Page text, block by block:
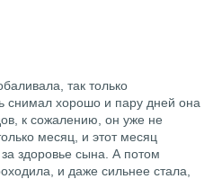
так только
снимал хорошо и пару дней она
к сожалению, он уже не
месяц, и этот месяц
здоровье сына. А потом
и даже сильнее стала,